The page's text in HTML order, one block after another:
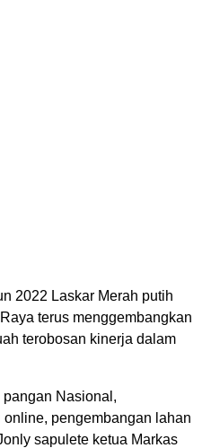
2022 Laskar Merah putih
terus menggembangkan
terobosan kinerja dalam
Nasional,
pengembangan lahan
sapulete ketua Markas